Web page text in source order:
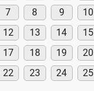
7 8 9
10
12 13 14
15
17 18 19
20
22 23 24 25